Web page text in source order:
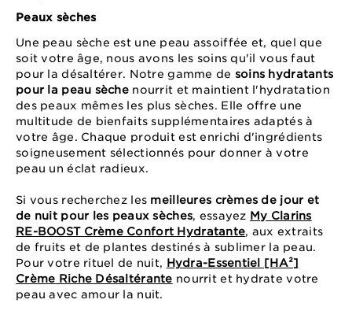
Peaux sèches
Une peau sèche est une peau assoiffée et, quel que
soit votre âge, nous avons les soins qu'il vous faut
pour la désaltérer. Notre gamme de soins hydratants
pour la peau sèche nourrit et maintient l'hydratation
des peaux mêmes les plus sèches. Elle offre une
multitude de bienfaits supplémentaires adaptés à
votre âge. Chaque produit est enrichi d'ingrédients
soigneusement sélectionnés pour donner à votre
peau un éclat radieux.
Si vous recherchez les meilleures crèmes de jour et
de nuit pour les peaux sèches, essayez My Clarins
RE-BOOST Crème Confort Hydratante, aux extraits
de fruits et de plantes destinés à sublimer la peau.
Pour votre rituel de nuit, Hydra-Essentiel [HA²]
Crème Riche Désaltérante nourrit et hydrate votre
peau avec amour la nuit.